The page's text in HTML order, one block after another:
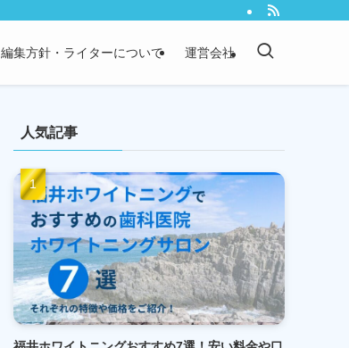
編集方針・ライターについて 運営会社
人気記事